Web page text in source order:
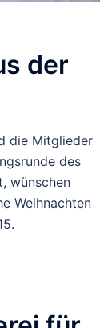
der
die Mitglieder
des
wünschen
Weihnachten